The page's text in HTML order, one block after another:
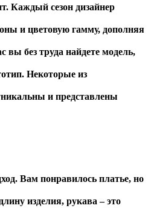
Каждый сезон дизайнер
и цветовую гамму, дополняя
вы без труда найдете модель,
Некоторые из
и представлены
Вам понравилось платье, но
изделия, рукава – это